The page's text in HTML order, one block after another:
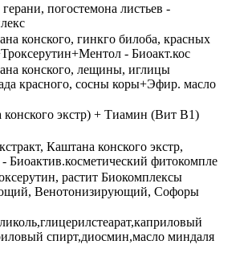
погостемона листьев -
конского, гинкго билоба, красных
- Биоакт.кос
конского, лещины, иглицы
красного, сосны коры+Эфир. масло
экстр) + Тиамин (Вит В1)
Каштана конского экстр,
Биоактив.косметический фитокомпле
растит Биокомплексы
Венотонизирующий, Софоры
спирт,диосмин,масло миндаля